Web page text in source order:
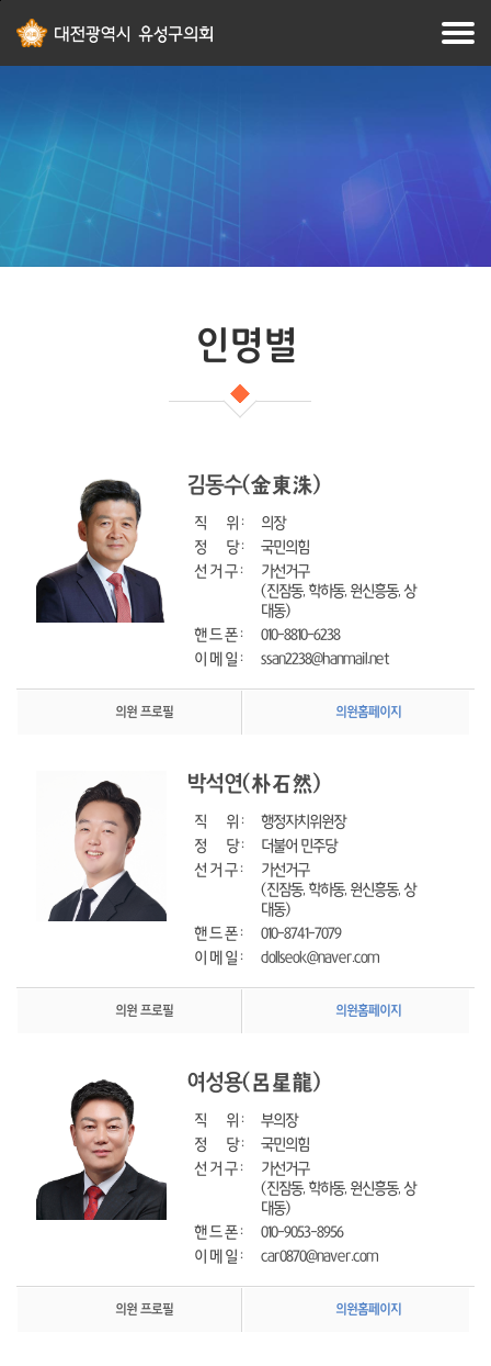
바로가기
바로가기
인명별
김동수(金東洙)
직      위 :
의장
정      당 :
국민의힘
선 거 구 :
가선거구
(진잠동, 학하동, 원신흥동, 상
대동)
핸 드 폰 :
010-8810-6238
이 메 일 :
ssan2238@hanmail.net
의원 프로필 의원홈페이지
박석연(朴石然)
직      위 :
행정자치위원장
정      당 :
더불어 민주당
선 거 구 :
가선거구
(진잠동, 학하동, 원신흥동, 상
대동)
핸 드 폰 :
010-8741-7079
이 메 일 :
dollseok@naver.com
의원 프로필 의원홈페이지
여성용(呂星龍)
직      위 :
부의장
정      당 :
국민의힘
선 거 구 :
가선거구
(진잠동, 학하동, 원신흥동, 상
대동)
핸 드 폰 :
010-9053-8956
이 메 일 :
car0870@naver.com
의원 프로필 의원홈페이지